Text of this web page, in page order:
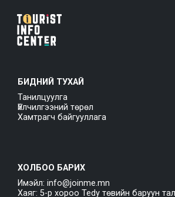
БИДНИЙ ТУХАЙ
Танилцуулга
Үйлчилгээний төрөл
Хамтрагч байгууллага
ХОЛБОО БАРИХ
Имэйл: info@joinme.mn
Хаяг: 5-р хороо Tedy төвийн баруун